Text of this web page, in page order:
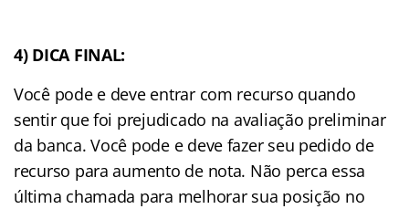
4) DICA FINAL:
Você pode e deve entrar com recurso quando
sentir que foi prejudicado na avaliação preliminar
da banca. Você pode e deve fazer seu pedido de
recurso para aumento de nota. Não perca essa
última chamada para melhorar sua posição no